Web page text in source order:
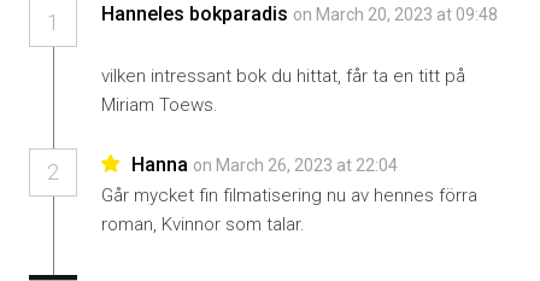
1 Hanneles bokparadis on March 20, 2023 at 09:48
vilken intressant bok du hittat, får ta en titt på
Miriam Toews.
2 Hanna on March 26, 2023 at 22:04
Går mycket fin filmatisering nu av hennes förra
roman, Kvinnor som talar.